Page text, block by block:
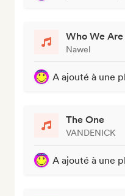
Who We Are
Nawel
A ajouté à une
The One
VANDENICK
A ajouté à une